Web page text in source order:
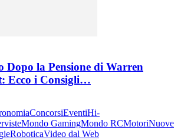
Dopo la Pensione di Warren
Ecco i Consigli…
ConcorsiEventiHi-
Mondo GamingMondo RCMotoriNuove
RoboticaVideo dal Web